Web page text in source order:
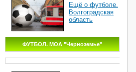
Ещё о футболе.
Волгоградская
область
ФУТБОЛ. МОА "Черноземье"